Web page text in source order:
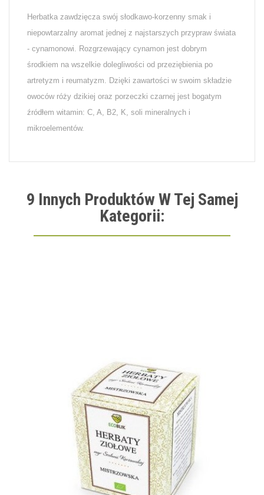
Herbatka zawdzięcza swój słodkawo-korzenny smak i
niepowtarzalny aromat jednej z najstarszych przypraw świata
- cynamonowi. Rozgrzewający cynamon jest dobrym
środkiem na wszelkie dolegliwości od przeziębienia po
artretyzm i reumatyzm. Dzięki zawartości w swoim składzie
owoców róży dzikiej oraz porzeczki czarnej jest bogatym
źródłem witamin: C, A, B2, K, soli mineralnych i
mikroelementów.
9 Innych Produktów W Tej Samej
Kategorii: